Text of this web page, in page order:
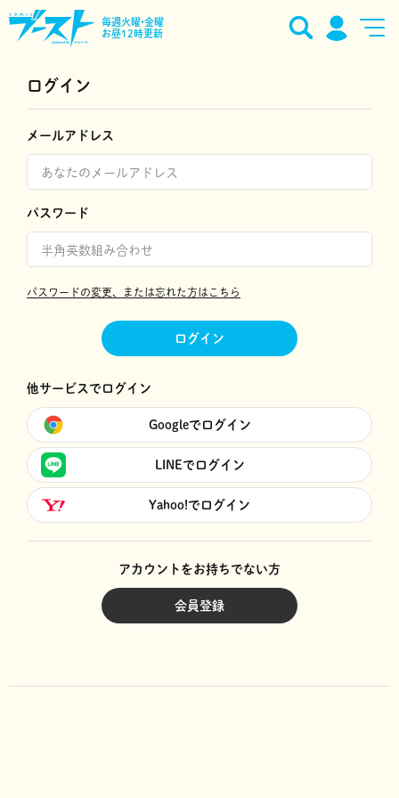
毎週火曜•金曜
お昼12時更新
ログイン
メールアドレス
パスワード
パスワードの変更、または忘れた方はこちら
ログイン
他サービスでログイン
Googleでログイン
LINEでログイン
Yahoo!でログイン
アカウントをお持ちでない方
会員登録